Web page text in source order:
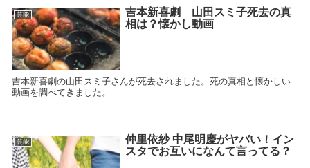
芸能
吉本新喜劇 山田スミ子死去の真
相は？懐かし動画
吉本新喜劇の山田スミ子さんが死去されました。死の真相と懐かしい
動画を調べてきました。
芸能
仲里依紗 中尾明慶がヤバい！イン
スタでお互いになんて言ってる？